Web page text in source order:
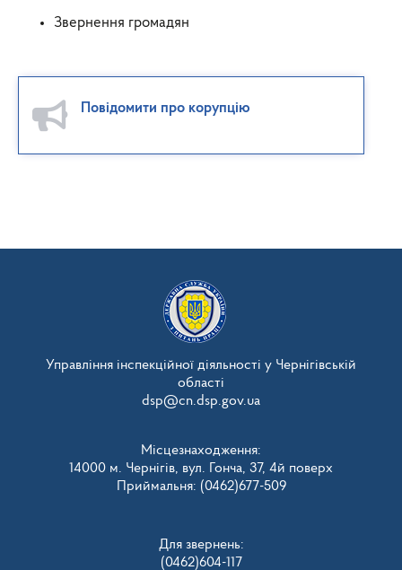
Звернення громадян
Повідомити про корупцію
Управління інспекційної діяльності у Чернігівській
області
dsp@cn.dsp.gov.ua
Місцезнаходження:
14000 м. Чернігів, вул. Гонча, 37, 4й поверх
Приймальня: (0462)677-509
Для звернень:
(0462)604-117